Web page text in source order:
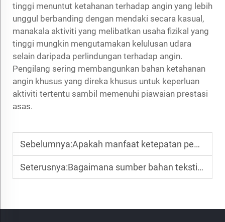
tinggi menuntut ketahanan terhadap angin yang lebih
unggul berbanding dengan mendaki secara kasual,
manakala aktiviti yang melibatkan usaha fizikal yang
tinggi mungkin mengutamakan kelulusan udara
selain daripada perlindungan terhadap angin.
Pengilang sering membangunkan bahan ketahanan
angin khusus yang direka khusus untuk keperluan
aktiviti tertentu sambil memenuhi piawaian prestasi
asas.
Sebelumnya:Apakah manfaat ketepatan pemakaian yang diberikan oleh fabrik 'second-skin' dalam pakaian prestasi?
Seterusnya:Bagaimana sumber bahan tekstil yang mampan menarik minat pengguna yang peka terhadap alam sekitar?